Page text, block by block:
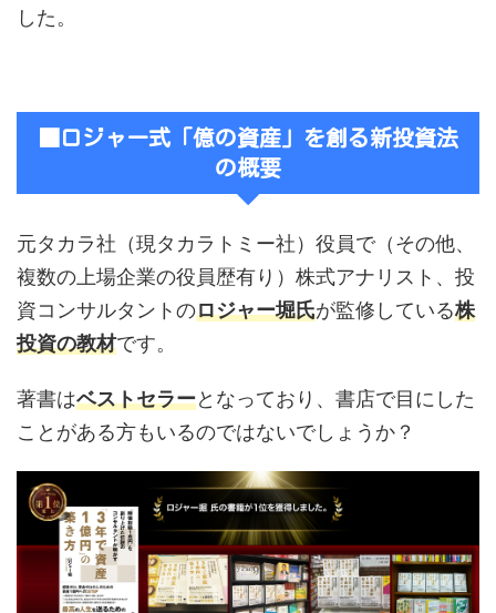
した。
■ロジャー式「億の資産」を創る新投資法
の概要
元タカラ社（現タカラトミー社）役員で（その他、
複数の上場企業の役員歴有り）株式アナリスト、投
資コンサルタントのロジャー堀氏が監修している株
投資の教材です。
著書はベストセラーとなっており、書店で目にした
ことがある方もいるのではないでしょうか？